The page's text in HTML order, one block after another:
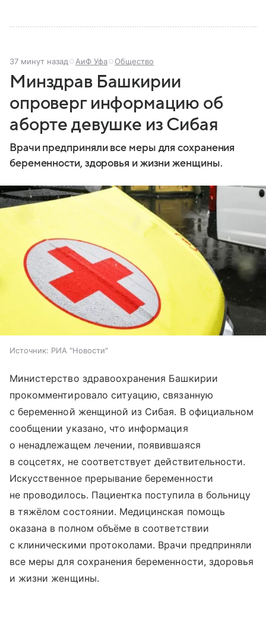
37 минут назад АиФ Уфа Общество
Минздрав Башкирии
опроверг информацию об
аборте девушке из Сибая
Врачи предприняли все меры для сохранения
беременности, здоровья и жизни женщины.
Источник: РИА "Новости"
Министерство здравоохранения Башкирии
прокомментировало ситуацию, связанную
с беременной женщиной из Сибая. В официальном
сообщении указано, что информация
о ненадлежащем лечении, появившаяся
в соцсетях, не соответствует действительности.
Искусственное прерывание беременности
не проводилось. Пациентка поступила в больницу
в тяжёлом состоянии. Медицинская помощь
оказана в полном объёме в соответствии
с клиническими протоколами. Врачи предприняли
все меры для сохранения беременности, здоровья
и жизни женщины.